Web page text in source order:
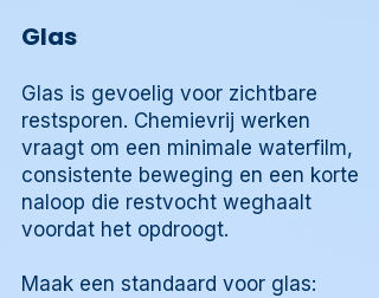
Glas
Glas is gevoelig voor zichtbare
restsporen. Chemievrij werken
vraagt om een minimale waterfilm,
consistente beweging en een korte
naloop die restvocht weghaalt
voordat het opdroogt.
Maak een standaard voor glas: